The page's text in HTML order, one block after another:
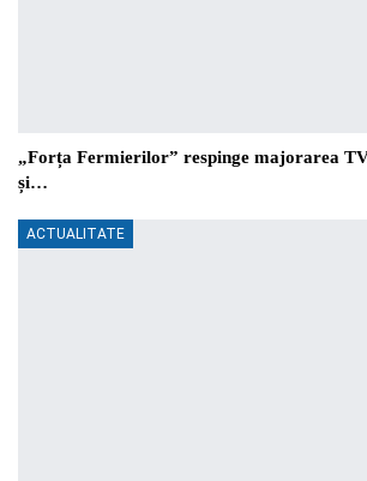
„Forța Fermierilor” respinge majorarea
și…
ACTUALITATE